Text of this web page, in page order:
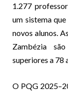
1.277
um sistema
novos alunos.
Zambézia
superiores a 78
O PQG